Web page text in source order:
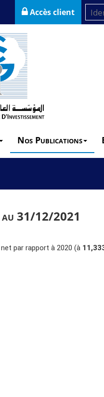
Accès client
Nos Publications
31/12/2021
par rapport à 2020 (à